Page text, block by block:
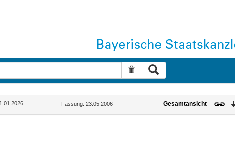
Suche zurücksetzen
Fassung: 23.05.2006 Gesamtansicht